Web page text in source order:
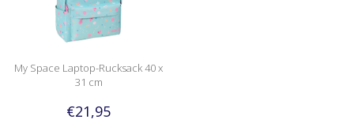
My Space Laptop-Rucksack 40 x
31 cm
€21,95